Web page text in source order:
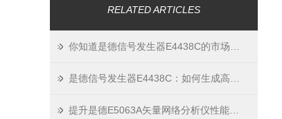
RELATED ARTICLES